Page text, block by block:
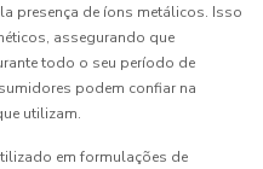
presença de íons metálicos. Isso
assegurando que
todo o seu período de
podem confiar na
utilizam.
em formulações de